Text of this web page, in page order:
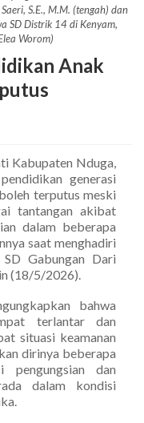
S.E., M.M. (tengah) dan
SD Distrik 14 di Kenyam,
Worom)
Anak
Kabupaten Nduga,
generasi
terputus meski
tantangan akibat
dalam beberapa
saat menghadiri
Gabungan Dari
(18/5/2026).
bahwa
terlantar dan
situasi keamanan
dirinya beberapa
dan
dalam kondisi